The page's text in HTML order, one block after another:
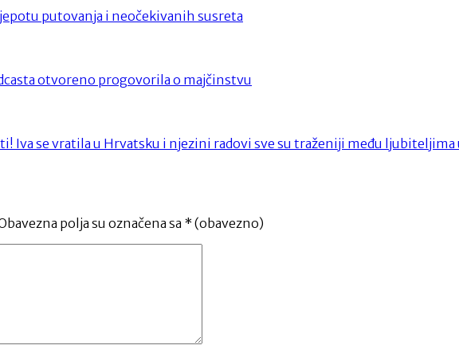
ljepotu putovanja i neočekivanih susreta
otvoreno progovorila o majčinstvu
Iva se vratila u Hrvatsku i njezini radovi sve su traženiji među
polja su označena sa * (obavezno)